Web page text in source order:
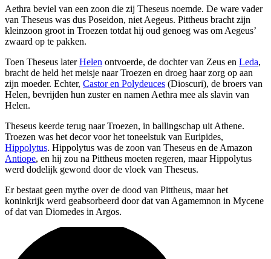
Aethra beviel van een zoon die zij Theseus noemde. De ware vader
van Theseus was dus Poseidon, niet Aegeus. Pittheus bracht zijn
kleinzoon groot in Troezen totdat hij oud genoeg was om Aegeus’
zwaard op te pakken.
Toen Theseus laterHelen ontvoerde, de dochter van Zeus en Leda,
bracht de held het meisje naar Troezen en droeg haar zorg op aan
zijn moeder. Echter, Castor en Polydeuces (Dioscuri), de broers van
Helen, bevrijden hun zuster en namen Aethra mee als slavin van
Helen.
Theseus keerde terug naar Troezen, in ballingschap uit Athene.
Troezen was het decor voor het toneelstuk van Euripides,
Hippolytus. Hippolytus was de zoon van Theseus en de Amazon
Antiope, en hij zou na Pittheus moeten regeren, maar Hippolytus
werd dodelijk gewond door de vloek van Theseus.
Er bestaat geen mythe over de dood van Pittheus, maar het
koninkrijk werd geabsorbeerd door dat van Agamemnon in Mycene
of dat van Diomedes in Argos.